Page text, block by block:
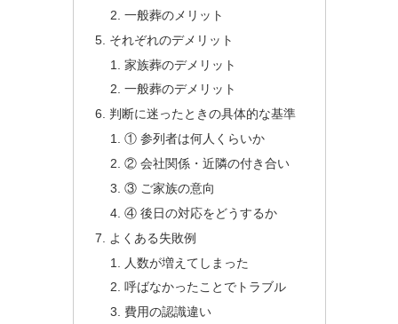
一般葬のメリット
それぞれのデメリット
家族葬のデメリット
一般葬のデメリット
判断に迷ったときの具体的な基準
① 参列者は何人くらいか
② 会社関係・近隣の付き合い
③ ご家族の意向
④ 後日の対応をどうするか
よくある失敗例
人数が増えてしまった
呼ばなかったことでトラブル
費用の認識違い